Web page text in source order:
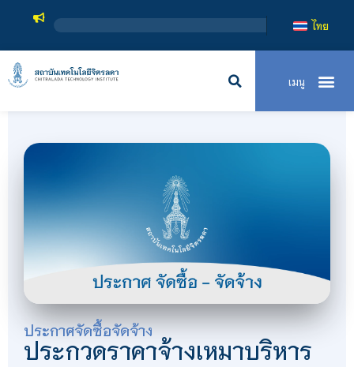
สถาบัน
ไทย
ประกาศจัดซื้อจัดจ้าง
ประกวดราคาจ้างเหมาบริหาร